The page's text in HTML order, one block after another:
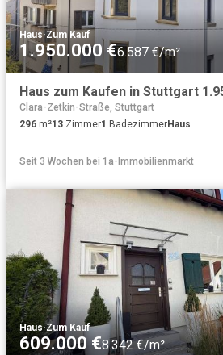
Haus·Zum Kauf
1.950.000 €6.587 €/m²
Clara-Zetkin-Straße, Stuttgart
296 m²13 Zimmer1 BadezimmerHaus
Seit 3 Wochen bei 1a-Immobilienmarkt
Haus·Zum Kauf
609.000 €8.342 €/m²